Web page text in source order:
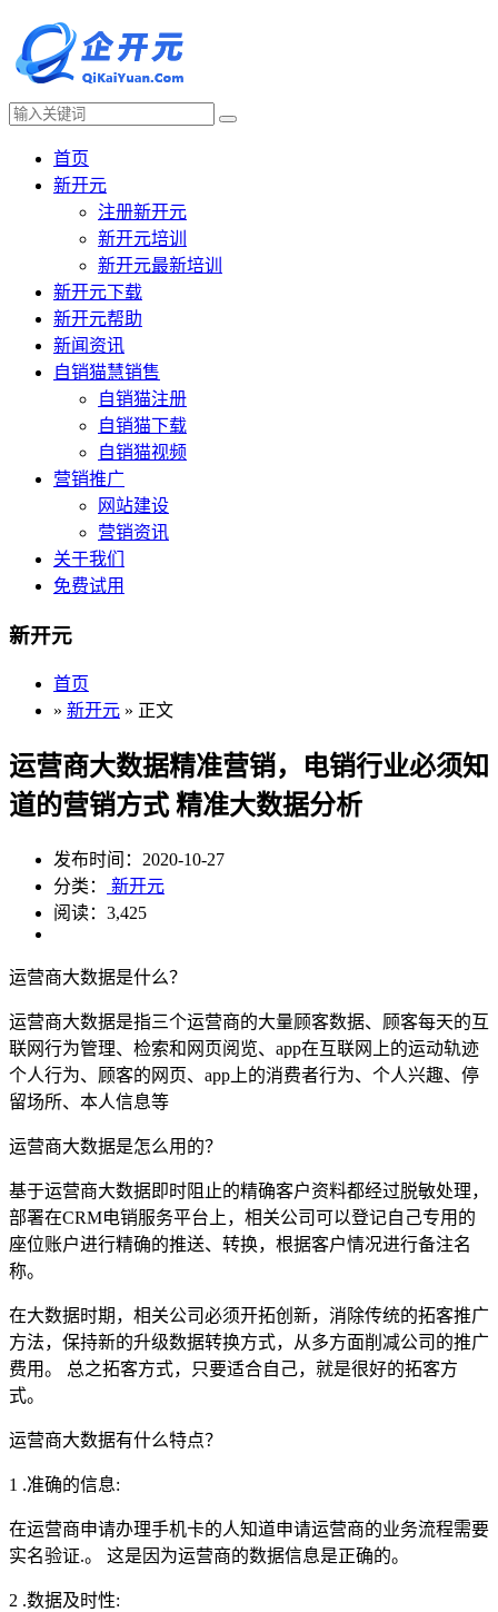
首页
新开元
注册新开元
新开元培训
新开元最新培训
新开元下载
新开元帮助
新闻资讯
自销猫慧销售
自销猫注册
自销猫下载
自销猫视频
营销推广
网站建设
营销资讯
关于我们
免费试用
新开元
首页
» 新开元 » 正文
运营商大数据精准营销，电销行业必须知
道的营销方式 精准大数据分析
发布时间：2020-10-27
分类：
新开元
阅读：3,425
运营商大数据是什么？
运营商大数据是指三个运营商的大量顾客数据、顾客每天的互
联网行为管理、检索和网页阅览、app在互联网上的运动轨迹
个人行为、顾客的网页、app上的消费者行为、个人兴趣、停
留场所、本人信息等
运营商大数据是怎么用的？
基于运营商大数据即时阻止的精确客户资料都经过脱敏处理，
部署在CRM电销服务平台上，相关公司可以登记自己专用的
座位账户进行精确的推送、转换，根据客户情况进行备注名
称。
在大数据时期，相关公司必须开拓创新，消除传统的拓客推广
方法，保持新的升级数据转换方式，从多方面削减公司的推广
费用。 总之拓客方式，只要适合自己，就是很好的拓客方
式。
运营商大数据有什么特点？
1 .准确的信息:
在运营商申请办理手机卡的人知道申请运营商的业务流程需要
实名验证.。 这是因为运营商的数据信息是正确的。
2 .数据及时性: